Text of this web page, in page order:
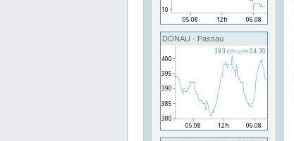
DONAU - Passau